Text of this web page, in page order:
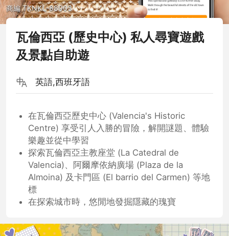
商編 TKNKL-88903
瓦倫西亞 (歷史中心) 私人尋寶遊戲
及景點自助遊
英語,西班牙語
在瓦倫西亞歷史中心 (Valencia's Historic
Centre) 享受引人入勝的冒險，解開謎題、體驗
樂趣並從中學習
探索瓦倫西亞主教座堂 (La Catedral de
Valencia)、阿爾摩依納廣場 (Plaza de la
Almoina) 及卡門區 (El barrio del Carmen) 等地
標
在探索城市時，悠閒地發掘隱藏的瑰寶